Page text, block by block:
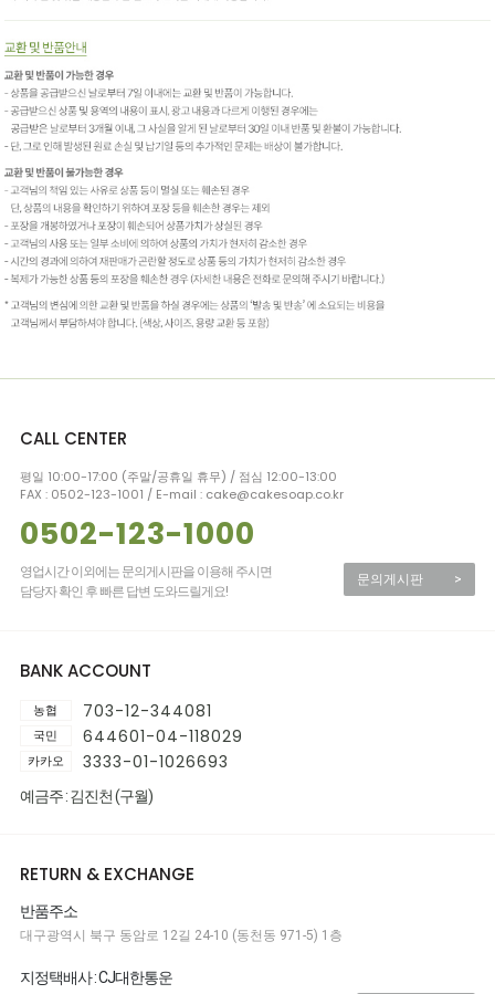
CALL CENTER
평일 10:00-17:00 (주말/공휴일 휴무) / 점심 12:00-13:00
FAX : 0502-123-1001 / E-mail : cake@cakesoap.co.kr
0502-123-1000
영업시간 이외에는 문의게시판을 이용해 주시면
담당자 확인 후 빠른 답변 도와드릴게요!
문의게시판 >
BANK ACCOUNT
농협 703-12-344081
국민 644601-04-118029
카카오 3333-01-1026693
예금주 : 김진천 (구월)
RETURN & EXCHANGE
반품주소
대구광역시 북구 동암로 12길 24-10 (동천동 971-5) 1층
지정택배사 : CJ대한통운